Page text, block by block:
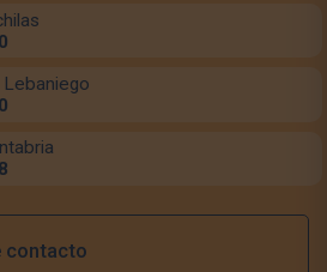
Lebaniego
contacto